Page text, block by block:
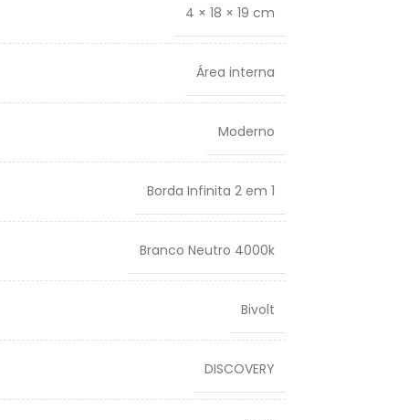
4 × 18 × 19 cm
Área interna
Moderno
Borda Infinita 2 em 1
Branco Neutro 4000k
Bivolt
DISCOVERY